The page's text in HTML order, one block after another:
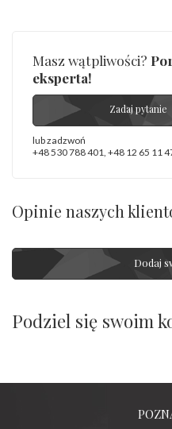
Masz wątpliwości?
eksperta!
Zadaj pytanie
lub zadzwoń
+48 530 788 401, +48 12 65 11
Opinie naszych
Dodaj
Podziel się swoim